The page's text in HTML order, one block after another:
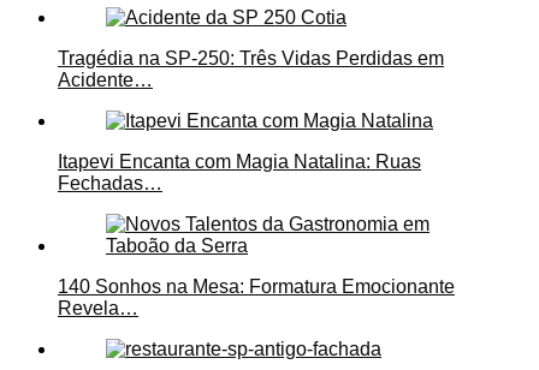
Tragédia na SP-250: Três Vidas Perdidas em
Acidente…
Itapevi Encanta com Magia Natalina: Ruas
Fechadas…
140 Sonhos na Mesa: Formatura Emocionante
Revela…